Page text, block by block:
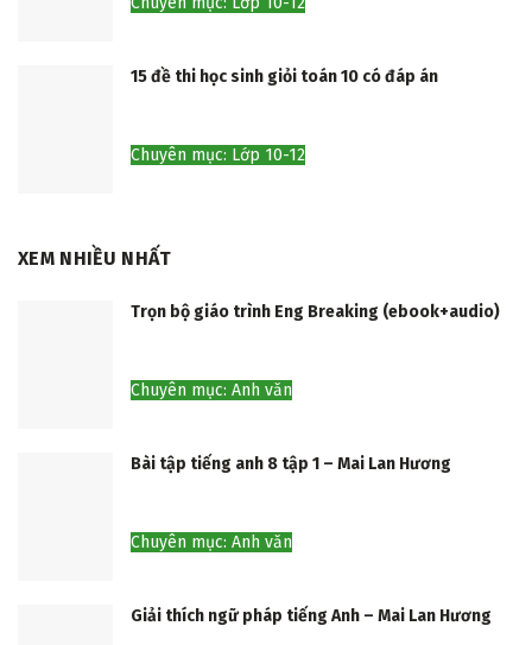
15 đề thi học sinh giỏi toán 10 có đáp án
Chuyên mục: Lớp 10-12
XEM NHIỀU NHẤT
Trọn bộ giáo trình Eng Breaking (ebook+audio)
Chuyên mục: Anh văn
Bài tập tiếng anh 8 tập 1 – Mai Lan Hương
Chuyên mục: Anh văn
Giải thích ngữ pháp tiếng Anh – Mai Lan Hương